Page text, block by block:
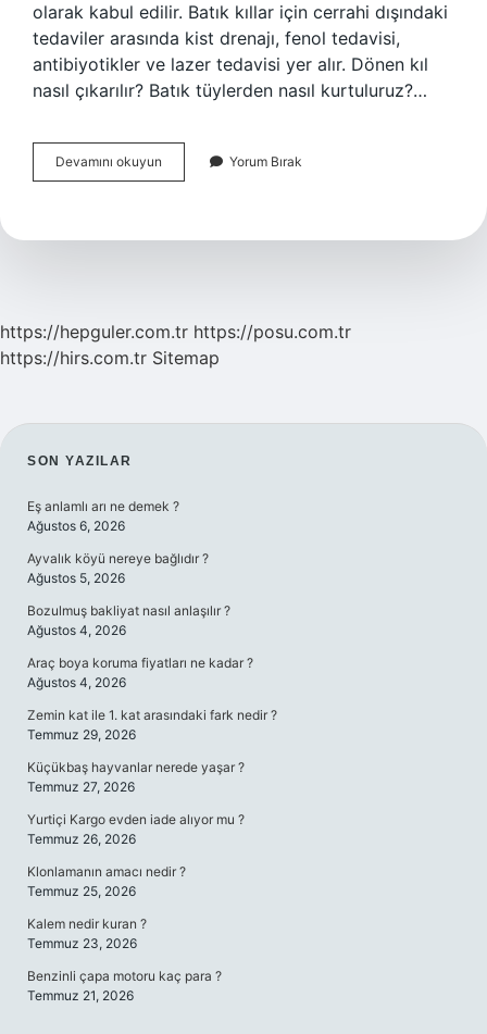
olarak kabul edilir. Batık kıllar için cerrahi dışındaki
tedaviler arasında kist drenajı, fenol tedavisi,
antibiyotikler ve lazer tedavisi yer alır. Dönen kıl
nasıl çıkarılır? Batık tüylerden nasıl kurtuluruz?…
Devamını okuyun
Altındaki
Çıkarılır
Yorum Bırak
https://hepguler.com.tr https://posu.com.tr
https://hirs.com.tr Sitemap
SIDEBAR
SON YAZILAR
Eş anlamlı arı ne demek ?
Ağustos 6, 2026
Ayvalık köyü nereye bağlıdır ?
Ağustos 5, 2026
Bozulmuş bakliyat nasıl anlaşılır ?
Ağustos 4, 2026
Araç boya koruma fiyatları ne kadar ?
Ağustos 4, 2026
Zemin kat ile 1. kat arasındaki fark nedir ?
Temmuz 29, 2026
Küçükbaş hayvanlar nerede yaşar ?
Temmuz 27, 2026
Yurtiçi Kargo evden iade alıyor mu ?
Temmuz 26, 2026
Klonlamanın amacı nedir ?
Temmuz 25, 2026
Kalem nedir kuran ?
Temmuz 23, 2026
Benzinli çapa motoru kaç para ?
Temmuz 21, 2026